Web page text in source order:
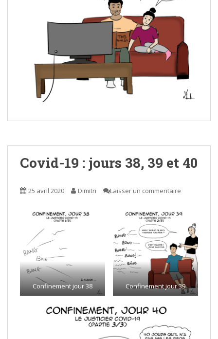
Covid-19 : jours 38, 39 et 40
25 avril 2020 Dimitri Laisser un commentaire
Confinement jour 38 Confinement jour 39